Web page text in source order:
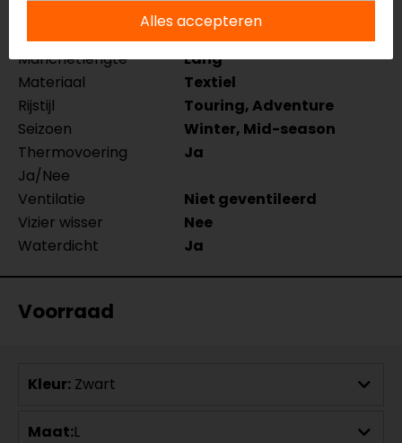
Rusty Stitches
Zwart
Manchetlengte
Lang
Materiaal
Textiel
Rijstijl
Touring, Adventure
Seizoen
Winter, Mid-season
Thermovoering
Ja/Nee
Ja
Ventilatie
Niet geventileerd
Vizier wisser
Nee
Waterdicht
Ja
Voorraad
Kleur: Zwart
Maat:L
Alles accepteren